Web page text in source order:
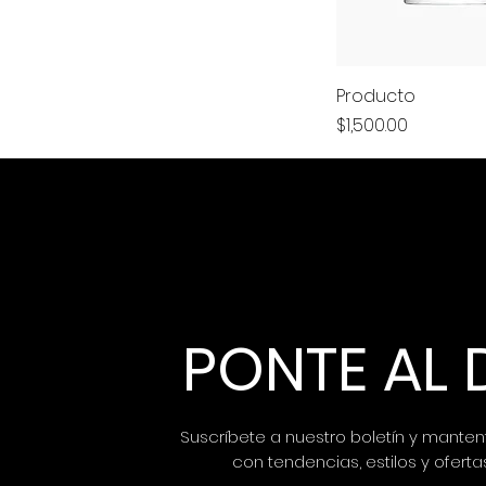
Producto
Precio
$1,500.00
PONTE AL
Suscríbete a nuestro boletín y
con tendencias, estilos y